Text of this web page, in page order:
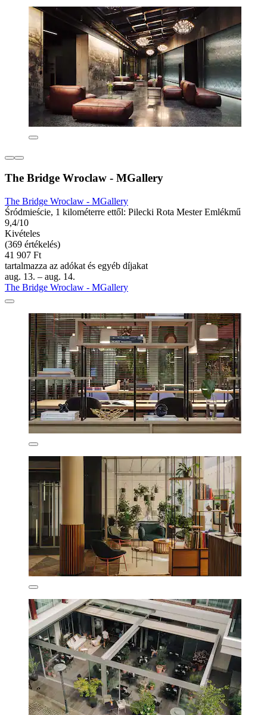
The Bridge Wroclaw - MGallery
The Bridge Wroclaw - MGallery
Śródmieście, 1 kilométerre ettől: Pilecki Rota Mester Emlékmű
9,4/10
Kivételes
(369 értékelés)
41 907 Ft
tartalmazza az adókat és egyéb díjakat
aug. 13. – aug. 14.
The Bridge Wroclaw - MGallery